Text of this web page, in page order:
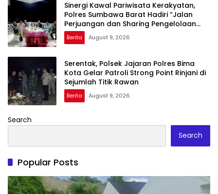
Sinergi Kawal Pariwisata Kerakyatan,
Polres Sumbawa Barat Hadiri “Jalan
Perjuangan dan Sharing Pengelolaan
Pariwisata Bendungan Tiu Suntuk”
Berita August 9, 2026
Serentak, Polsek Jajaran Polres Bima
Kota Gelar Patroli Strong Point Rinjani di
Sejumlah Titik Rawan
Berita August 9, 2026
Search
Search
Popular Posts